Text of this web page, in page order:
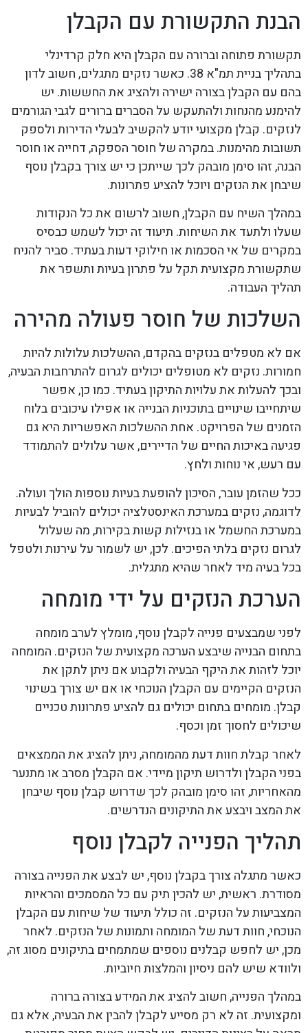
הבנת התקשורת עם הקבלן
תקשורת פתוחה וברורה עם הקבלן היא חלק קרדינלי
בתהליך בניית תמ"א 38. כאשר נזקים מתגלים, חשוב לדון
בהם עם הקבלן בצורה ישירה ולהציג את החששות. יש
להימנע מהנחות ולהתעקש על הסברים ברורים לגבי הגורמים
לנזקים. קבלן מקצועי יודע להקשיב לבעלי הדירות ולספק
תשובות מהימנות. במקרה של חוסר הספקה, דחייה או חוסר
הבנה, זהו סימן מובהק לכך שייתכן כי יש צורך בקבלן נוסף
שיבחן את הנזקים ויוכל להציע פתרונות.
במהלך השיח עם הקבלן, חשוב לרשום את כל הנקודות
שעלו ולתעד את השיחות. תיעוד זה יכול לשמש כבסיס
במקרים של אי הסכמות או חילוקי דעות בעתיד. סביר להניח
שתקשורת מקצועית תקל על פתרון בעיות ותשפר את
תהליך העבודה.
השלכות של חוסר פעולה מהירה
אם לא מטפלים בנזקים בהקדם, ההשלכות עלולות להיות
חמורות. נזקים לא מטופלים יכולים לגרום להתרחבות הבעיה,
ובכך להעלות את עלויות התיקון בעתיד. כמו כן, אפשר
שיתחייבו שינויים בתוכניות הבנייה או אפילו עיכובים בלוח
הזמנים של הפרויקט. אחת ההשלכות האפשריות היא גם
פגיעה באיכות החיים של הדיירים, אשר עלולים להתמודד
עם רעש, אי נוחות ולחץ.
ככל שהזמן עובר, הסיכון להופעת בעיות נוספות הולך ועולה.
לדוגמה, נזקים במערכת האינסטלציה יכולים להוביל לבעיות
במערכת החשמל או בנזילות קשות בקירות, מה שעלול
לגרום נזקים בלתי הפיכים. לכן, יש לשמור על עירנות ולטפל
בכל בעיה מיד לאחר שהיא מתגלית.
הערכת הנזקים על ידי מומחה
לפני שמבצעים פנייה לקבלן נוסף, מומלץ לערב מומחה
בתחום הבנייה שיבצע הערכה מקצועית של הנזקים. המומחה
יוכל לזהות את היקף הבעיה ולקבוע אם ניתן לתקן את
הנזקים הקיימים עם הקבלן הנוכחי או אם יש צורך בשינוי
קבלן. מומחים בתחום יכולים גם להציע פתרונות טכניים
שיכולים לחסוך זמן וכסף.
לאחר קבלת חוות דעת מהמומחה, ניתן להציג את הממצאים
בפני הקבלן ולדרוש תיקון מיידי. אם הקבלן מסרב או מתנער
מהאחריות, זהו סימן מובהק לכך שדרוש קבלן נוסף שיבחן
את המצב ויבצע את התיקונים הנדרשים.
תהליך הפנייה לקבלן נוסף
כאשר מתגלה צורך בקבלן נוסף, יש לבצע את הפנייה בצורה
מסודרת. ראשית, יש להכין תיק עם כל המסמכים והראיות
המצביעות על הנזקים. זה כולל תיעוד של שיחות עם הקבלן
הנוכחי, חוות דעת של המומחה ותמונות של הנזקים. לאחר
מכן, יש לחפש קבלנים נוספים שמתמחים בתיקונים מסוג זה,
ולוודא שיש להם ניסיון והמלצות חיוביות.
במהלך הפנייה, חשוב להציג את המידע בצורה ברורה
ומקצועית. זה לא רק מסייע לקבלן להבין את הבעיה, אלא גם